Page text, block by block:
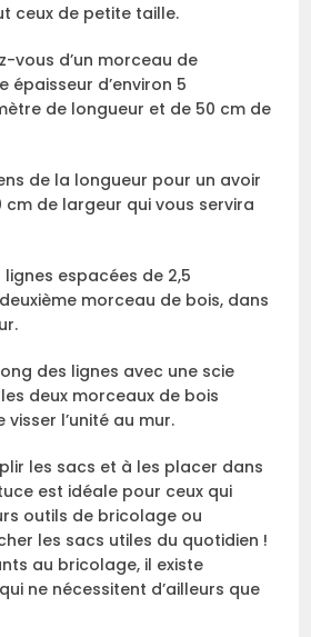
ceux de petite taille.
vous d’un morceau de
épaisseur d’environ 5
de longueur et de 50 cm de
de la longueur pour un avoir
de largeur qui vous servira
espacées de 2,5
morceau de bois, dans
des lignes avec une scie
deux morceaux de bois
l’unité au mur.
les sacs et à les placer dans
est idéale pour ceux qui
outils de bricolage ou
les sacs utiles du quotidien !
au bricolage, il existe
ne nécessitent d’ailleurs que